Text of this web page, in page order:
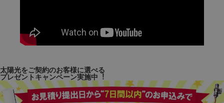
太陽光をご契約のお客様に選べる
プレゼントキャンペーン実施中︕